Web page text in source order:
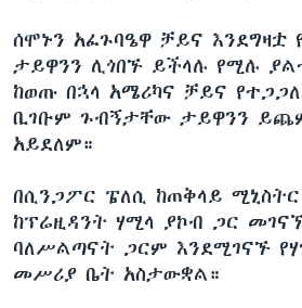
ሰሞኑን አፈጉባዔዋ ቻይና እንደግዛቷ
ታይዋንን ሊጎበኙ ይችላሉ የሚሉ
ከወጡ በኋላ አሜሪካና ቻይና
ቢገቡም ጉብኝታቸው ታይዋንን
አይደለም።
በሲንጋፖር ፔለሲ ከጠቅላይ
ከፕሬዚዳንት ሃሚላ ያኮብ ጋር
ባለሥልጣናት ጋርም እንደሚገናኙ
መሥሪያ ቤት አስታውቋል።